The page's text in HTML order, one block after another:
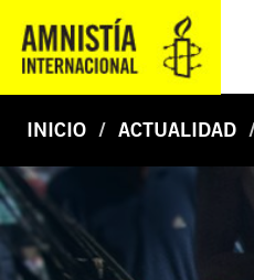
INICIO ACTUALIDAD